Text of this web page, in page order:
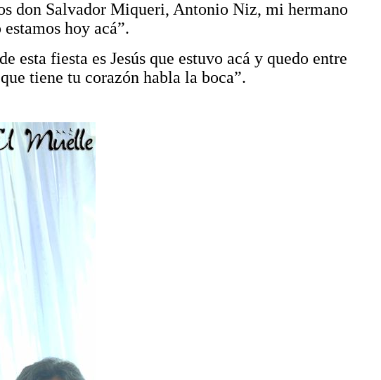
don Salvador Miqueri, Antonio Niz, mi hermano
hoy acá”.
fiesta es Jesús que estuvo acá y quedo entre
tiene tu corazón habla la boca”.